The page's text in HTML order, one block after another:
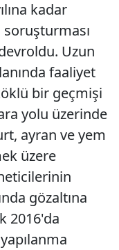
kadar
soruşturması
Uzun
faaliyet
bir geçmişi
yolu üzerinde
ayran ve yem
üzere
gözaltına
2016'da